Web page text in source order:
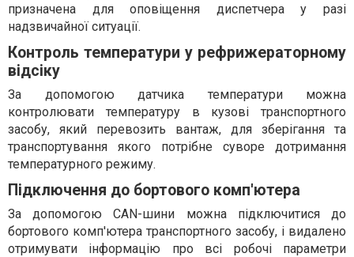
призначена для оповіщення диспетчера у разі
надзвичайної ситуації.
Контроль температури у рефрижераторному
відсіку
За допомогою датчика температури можна
контролювати температуру в кузові транспортного
засобу, який перевозить вантаж, для зберігання та
транспортування якого потрібне суворе дотримання
температурного режиму.
Підключення до бортового комп'ютера
За допомогою CAN-шини можна підключитися до
бортового комп'ютера транспортного засобу, і видалено
отримувати інформацію про всі робочі параметри